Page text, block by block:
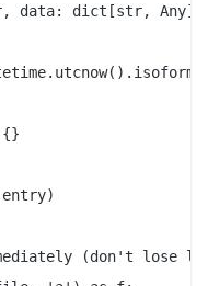
data: dict[str, Any]
(don't lose